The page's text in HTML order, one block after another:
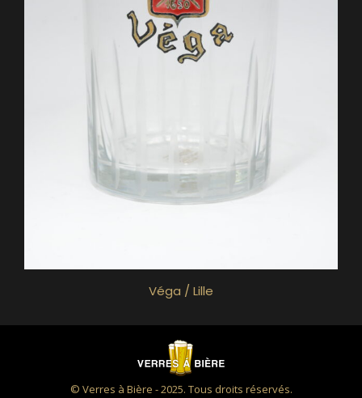
Véga / Lille
© Verres à Bière - 2025. Tous droits réservés.